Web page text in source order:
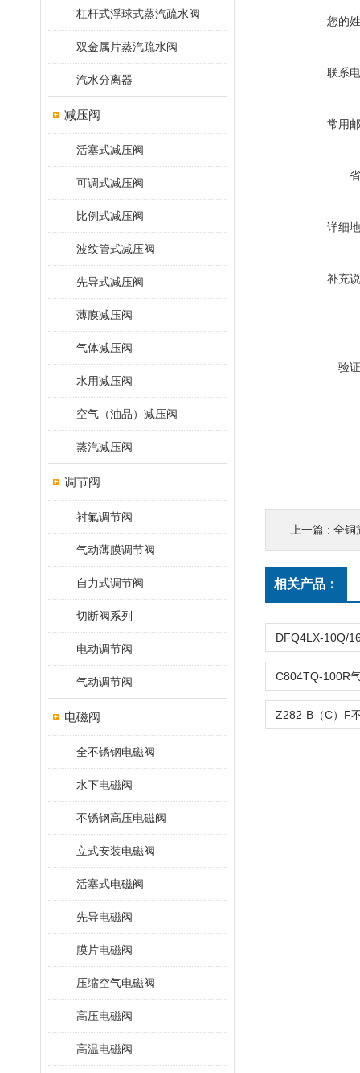
杠杆式浮球式蒸汽疏水阀
双金属片蒸汽疏水阀
汽水分离器
减压阀
活塞式减压阀
可调式减压阀
比例式减压阀
波纹管式减压阀
先导式减压阀
薄膜减压阀
气体减压阀
水用减压阀
空气（油品）减压阀
蒸汽减压阀
调节阀
衬氟调节阀
气动薄膜调节阀
自力式调节阀
切断阀系列
电动调节阀
气动调节阀
电磁阀
全不锈钢电磁阀
水下电磁阀
不锈钢高压电磁阀
立式安装电磁阀
活塞式电磁阀
先导电磁阀
膜片电磁阀
压缩空气电磁阀
高压电磁阀
高温电磁阀
您的
联系
常用
详细
补充
验
上一篇 : 全铜
相关产品：